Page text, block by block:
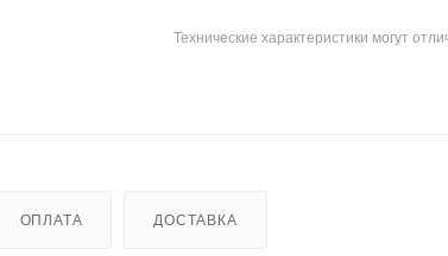
Технические характеристики могут
ОПЛАТА ДОСТАВКА